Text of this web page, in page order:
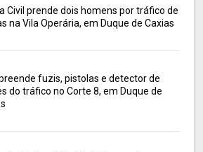
Civil prende dois homens por tráfico de
na Vila Operária, em Duque de Caxias
fuzis, pistolas e detector de
do tráfico no Corte 8, em Duque de